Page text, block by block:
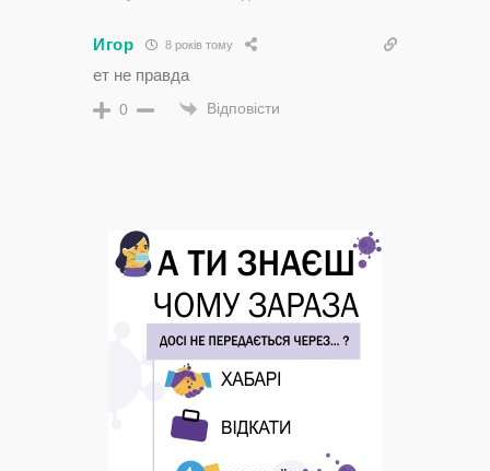
Игор 8 років тому
ет не правда
0 Відповісти